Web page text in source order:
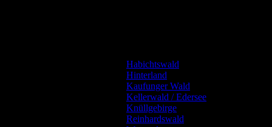
Habichtswald
Hinterland
Kaufunger Wald
Kellerwald / Edersee
Knüllgebirge
Reinhardswald